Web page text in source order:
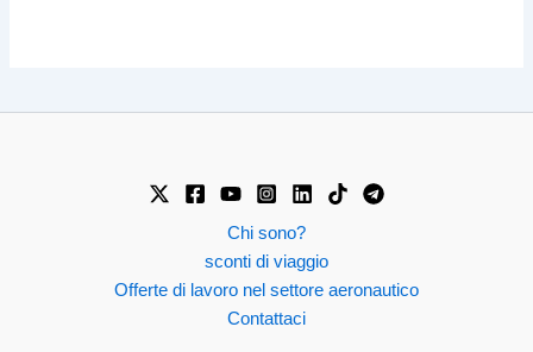
Chi sono?
sconti di viaggio
Offerte di lavoro nel settore aeronautico
Contattaci